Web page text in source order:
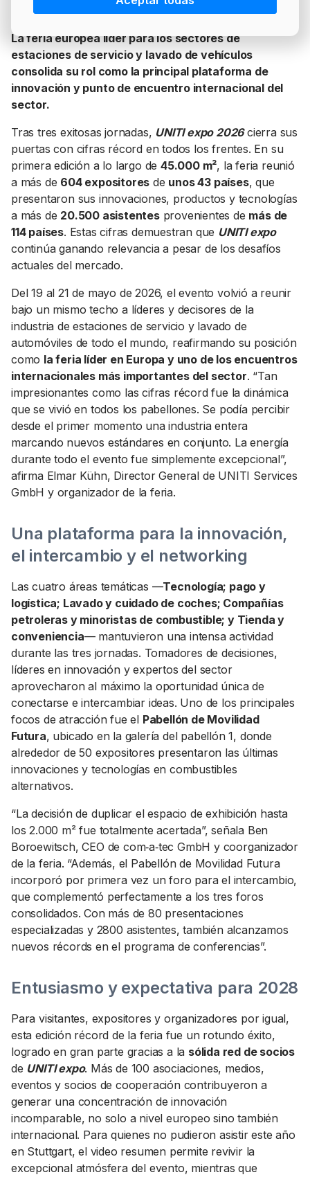
La feria europea líder para los sectores de
estaciones de servicio y lavado de vehículos
consolida su rol como la principal plataforma de
innovación y punto de encuentro internacional del
sector.
Tras tres exitosas jornadas, UNITI expo 2026cierra sus
puertas con cifras récord en todos los frentes. En su
primera edición a lo largo de45.000 m², la feria reunió
a más de 604 expositores de unos 43 países, que
presentaron sus innovaciones, productos y tecnologías
a más de 20.500 asistentesprovenientes de más de
114 países. Estas cifras demuestran que UNITI expo
continúa ganando relevancia a pesar de los desafíos
actuales del mercado.
Del 19 al 21 de mayo de 2026, el evento volvió a reunir
bajo un mismo techo a líderes y decisores de la
industria de estaciones de servicio y lavado de
automóviles de todo el mundo, reafirmando su posición
como la feria líder en Europa y uno de los encuentros
internacionales más importantes del sector. “Tan
impresionantes como las cifras récord fue la dinámica
que se vivió en todos los pabellones. Se podía percibir
desde el primer momento una industria entera
marcando nuevos estándares en conjunto. La energía
durante todo el evento fue simplemente excepcional”,
afirma Elmar Kühn, Director General de UNITI Services
GmbH y organizador de la feria.
Una plataforma para la innovación,
el intercambio y el networking
Las cuatro áreas temáticas —Tecnología; pago y
logística; Lavado y cuidado de coches; Compañías
petroleras y minoristas de combustible; y Tienda y
conveniencia— mantuvieron una intensa actividad
durante las tres jornadas. Tomadores de decisiones,
líderes en innovación y expertos del sector
aprovecharon al máximo la oportunidad única de
conectarse e intercambiar ideas. Uno de los principales
focos de atracción fue el Pabellón de Movilidad
Futura, ubicado en la galería del pabellón 1, donde
alrededor de 50 expositores presentaron las últimas
innovaciones y tecnologías en combustibles
alternativos.
“La decisión de duplicar el espacio de exhibición hasta
los 2.000 m² fue totalmente acertada”, señala Ben
Boroewitsch, CEO de com‑a‑tec GmbH y coorganizador
de la feria. “Además, el Pabellón de Movilidad Futura
incorporó por primera vez un foro para el intercambio,
que complementó perfectamente a los tres foros
consolidados. Con más de 80 presentaciones
especializadas y 2800 asistentes, también alcanzamos
nuevos récords en el programa de conferencias”.
Entusiasmo y expectativa para 2028
Para visitantes, expositores y organizadores por igual,
esta edición récord de la feria fue un rotundo éxito,
logrado en gran parte gracias a la sólida red de socios
de UNITI expo. Más de 100 asociaciones, medios,
eventos y socios de cooperación contribuyeron a
generar una concentración de innovación
incomparable, no solo a nivel europeo sino también
internacional. Para quienes no pudieron asistir este año
en Stuttgart, el video resumen permite revivir la
excepcional atmósfera del evento, mientras que
NEWSLETTER
LÍDERES EQUIPAMIENTOS Y SERVICIOS DEL
SECTOR
TABLÓN Y MARKETPLACE
MAKETPLACES
GSO AGRÍCOLA
GSO PROFESIONAL
MOD. 511
MOD. 500-503
MODELO 319
LÍDERES EQUIPAMIENTOS Y SERVICIOS SECTOR